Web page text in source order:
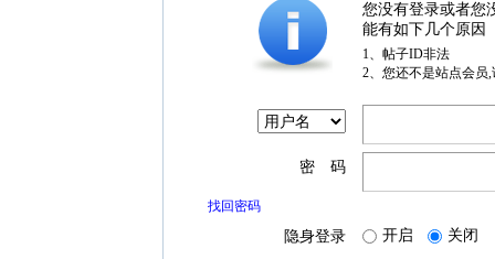
您没有登录或者您
能有如下几个原因
1、帖子ID非法
2、您还不是站点会员
密 码
找回密码
隐身登录 开启 关闭